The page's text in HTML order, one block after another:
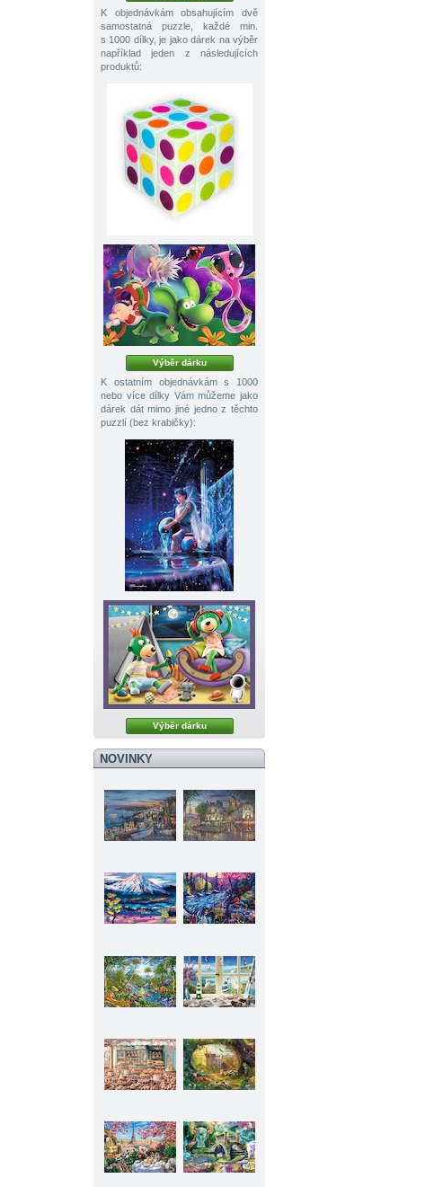
K objednávkám obsahujícím dvě
samostatná puzzle, každé min.
s 1000 dílky, je jako dárek na výběr
například jeden z následujících
produktů:
Výběr dárku
K ostatním objednávkám s 1000
nebo více dílky Vám můžeme jako
dárek dát mimo jiné jedno z těchto
puzzlí (bez krabičky):
Výběr dárku
NOVINKY